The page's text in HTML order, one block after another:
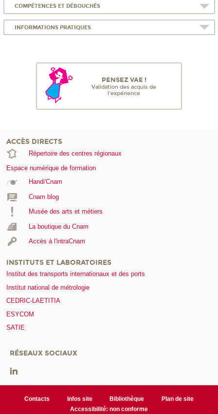
COMPÉTENCES ET DÉBOUCHÉS
INFORMATIONS PRATIQUES
PENSEZ VAE !
Validation des acquis de
l'expérience
ACCÈS DIRECTS
Répertoire des centres régionaux
Espace numérique de formation
Handi'Cnam
Cnam blog
Musée des arts et métiers
La boutique du Cnam
Accès à l'intraCnam
INSTITUTS ET LABORATOIRES
Institut des transports internationaux et des ports
Institut national de métrologie
CEDRIC-LAETITIA
ESYCOM
SATIE
RÉSEAUX SOCIAUX
Contacts Infos site Bibliothèque
Plan de site
Accessibilité: non conforme